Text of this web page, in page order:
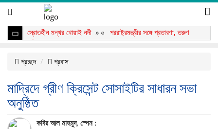
স্রোতহীন মন্থর খোয়াই নদী » « পররাষ্ট্রমন্ত্রীর সঙ্গে প্রতারণা, তরুণ
আটক» «
প্রচ্ছদ
প্রবাস
মাদ্রিদে গ্রীণ ক্রিসেন্ট সোসাইটির সাধারন সভা
অনুষ্ঠিত
কবির আল মাহমুদ, স্পেন :